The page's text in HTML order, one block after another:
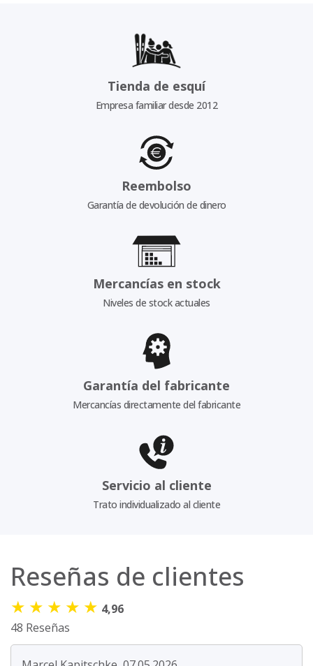
Tienda de esquí
Empresa familiar desde 2012
Reembolso
Garantía de devolución de dinero
Mercancías en stock
Niveles de stock actuales
Garantía del fabricante
Mercancías directamente del fabricante
Servicio al cliente
Trato individualizado al cliente
Reseñas de clientes
★ ★ ★ ★ ★ 4,96
48 Reseñas